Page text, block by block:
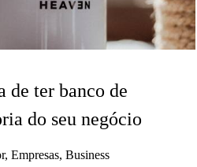
de ter banco de
do seu negócio
Empresas, Business